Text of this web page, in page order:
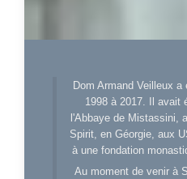
Dom Armand Veilleux
1998 à 2017. Il avait
l'Abbaye de Mistassini,
Spirit, en Géorgie, aux
à une fondation
Au moment de venir à